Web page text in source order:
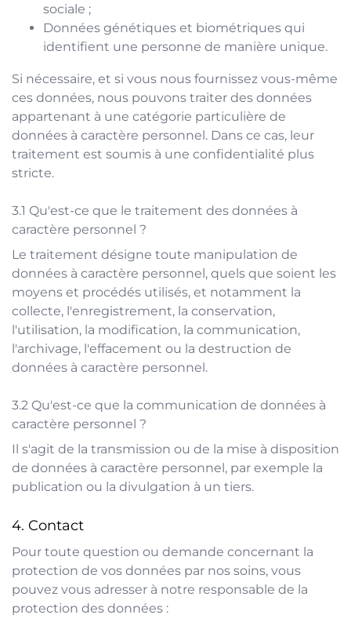
sociale ;
Données génétiques et biométriques qui
identifient une personne de manière unique.
Si nécessaire, et si vous nous fournissez vous-même
ces données, nous pouvons traiter des données
appartenant à une catégorie particulière de
données à caractère personnel. Dans ce cas, leur
traitement est soumis à une confidentialité plus
stricte.
Qu'est-ce que le traitement des données à
caractère personnel ?
Le traitement désigne toute manipulation de
données à caractère personnel, quels que soient les
moyens et procédés utilisés, et notamment la
collecte, l'enregistrement, la conservation,
l'utilisation, la modification, la communication,
l'archivage, l'effacement ou la destruction de
données à caractère personnel.
Qu'est-ce que la communication de données à
caractère personnel ?
Il s'agit de la transmission ou de la mise à disposition
de données à caractère personnel, par exemple la
publication ou la divulgation à un tiers.
Contact
Pour toute question ou demande concernant la
protection de vos données par nos soins, vous
pouvez vous adresser à notre responsable de la
protection des données :